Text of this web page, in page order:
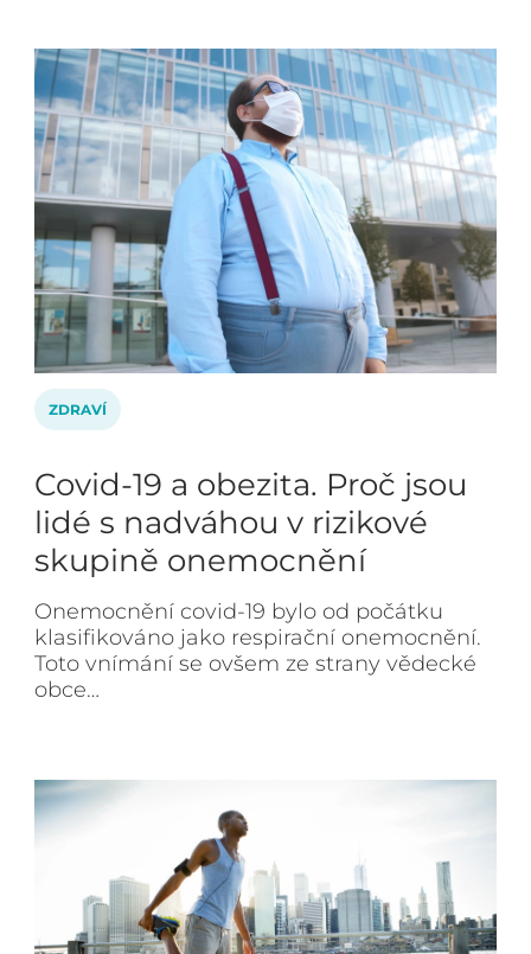
ZDRAVÍ
Covid-19 a obezita. Proč jsou
lidé s nadváhou v rizikové
skupině onemocnění
Onemocnění covid-19 bylo od počátku
klasifikováno jako respirační onemocnění.
Toto vnímání se ovšem ze strany vědecké
obce…